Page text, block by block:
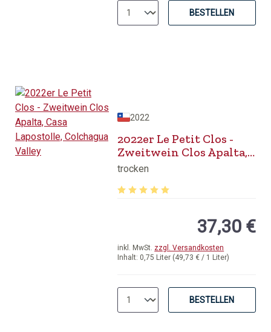
BESTELLEN
2022
2022er Le Petit Clos -
Zweitwein Clos Apalta,
Casa Lapostolle,
trocken
Inhalt: 0,75 Liter (49,73 € / 1 Liter)
inkl. MwSt. zzgl. Versandkosten
37,30 €
BESTELLEN